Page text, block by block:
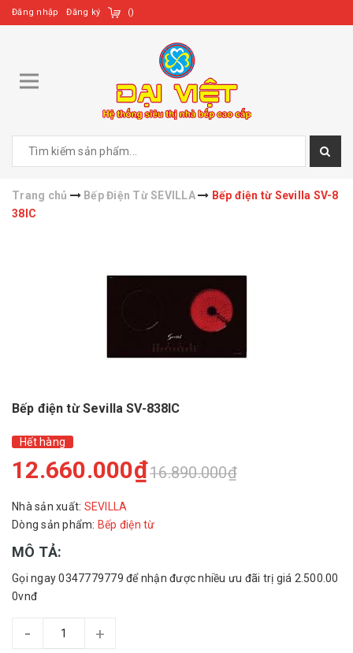
Đăng nhập Đăng ký ()
Trang chủ Bếp Điện Từ SEVILLA
Bếp điện từ Sevilla SV-8
38IC
Bếp điện từ Sevilla SV-838IC
Hết hàng
12.660.000₫16.890.000₫
Nhà sản xuất: SEVILLA
Dòng sản phẩm: Bếp điện từ
MÔ TẢ:
Gọi ngay 0347779779 để nhận được nhiều ưu đãi trị giá 2.500.00
0vnđ
- +